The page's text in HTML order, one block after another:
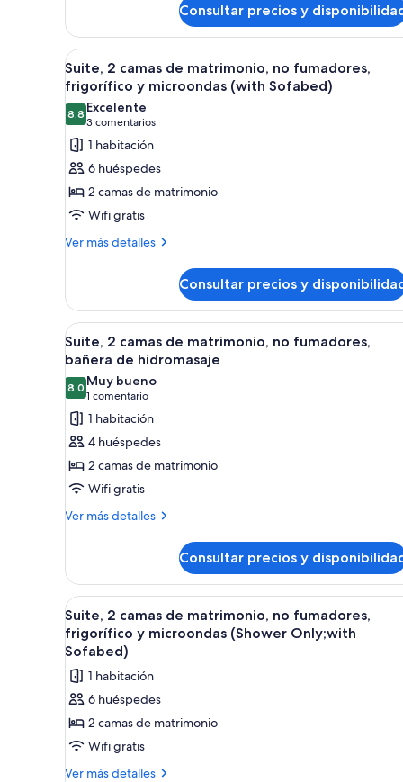
Bed,
Non
Smoking,
Refrigerator
&
Microwave
Room,
King
Bed,
Non
Smoking,
Refrigerator
&
Microwave
Consultar precios y
Abrir
todas
las
fotos
de
Suite,
2
camas
de
matrimonio,
frigorífico
y
microondas
(with
Sofabed)
Habitación de hotel con
4
Suite, 2 camas de matrimonio, no fumadores,
frigorífico y microondas (with Sofabed)
8,88,8 de 10
Excelente
3 comentarios
(3 comentarios)
1 habitación
6 huéspedes
2 camas de matrimonio
Wifi gratis
Ver más detalles
Más
2
camas
de
matrimonio,
fumadores,
frigorífico
microondas
(with
Sofabed)
Consultar precios y
Abrir
todas
las
fotos
de
Suite,
2
camas
de
matrimonio,
bañera
de
hidromasaje
Habitación de hotel con una
4
Suite, 2 camas de matrimonio, no fumadores,
bañera de hidromasaje
8,08,0 de 10
Muy bueno
1 comentario
(1 comentario)
1 habitación
4 huéspedes
2 camas de matrimonio
Wifi gratis
Ver más detalles
Más
2
camas
de
matrimonio,
no
fumadores,
bañera
de
hidromasaje
Consultar precios y
Abrir
todas
las
fotos
de
Suite,
2
camas
de
Una habitación de hotel con
4
Suite, 2 camas de matrimonio, no fumadores,
frigorífico y microondas (Shower Only;with
Sofabed)
1 habitación
6 huéspedes
2 camas de matrimonio
Wifi gratis
Ver más detalles
Más